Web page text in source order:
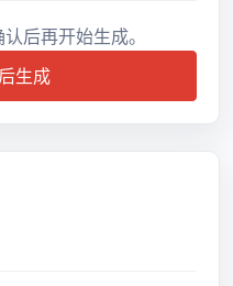
后再开始生成。
生成